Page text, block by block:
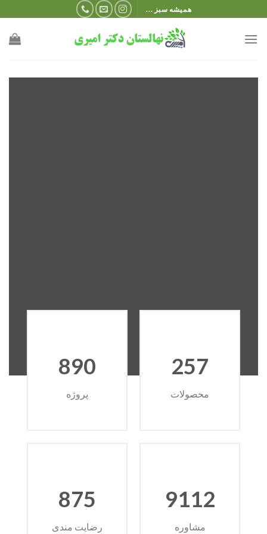
to
content
همیشه سبز ...
257
محصولات
890
پروژه
9112
مشاوره
875
رضایت مندی